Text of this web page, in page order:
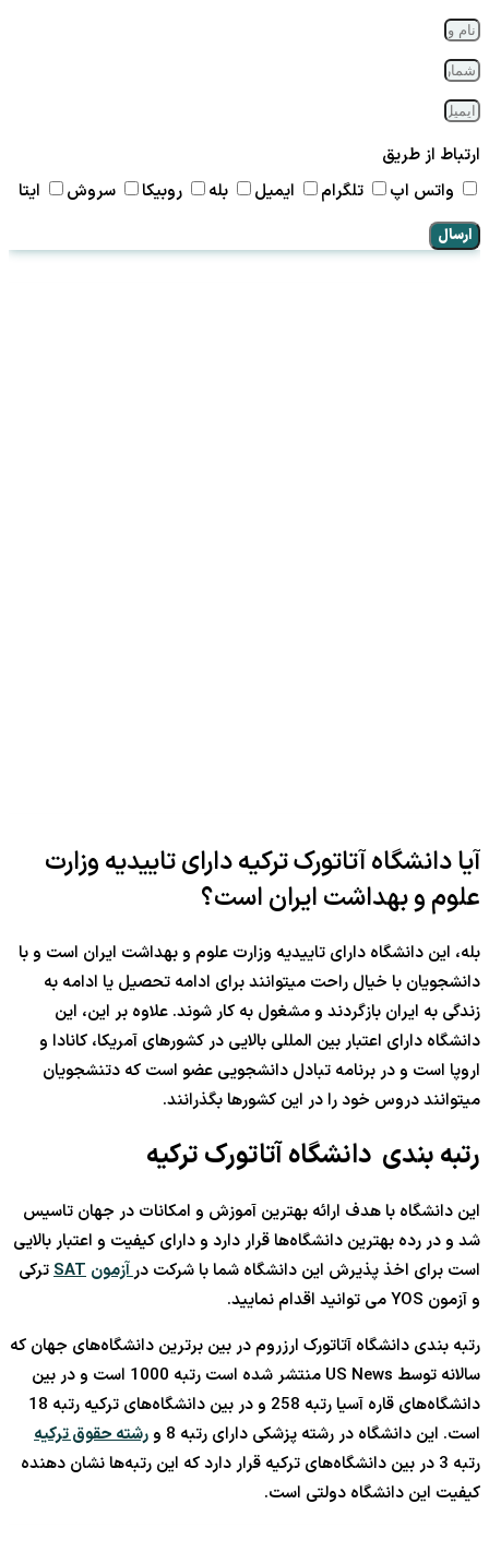
ارتباط از طریق
واتس اپ
تلگرام ایمیل بله روبیکا سروش ایتا
ارسال
آیا دانشگاه آتاتورک ترکیه دارای تاییدیه وزارت
علوم و بهداشت ایران است؟
بله، این دانشگاه دارای تاییدیه وزارت علوم و بهداشت ایران است و با
دانشجویان با خیال راحت میتوانند برای ادامه تحصیل یا ادامه به
زندگی به ایران بازگردند و مشغول به کار شوند. علاوه بر این، این
دانشگاه دارای اعتبار بین المللی بالایی در کشورهای آمریکا، کانادا و
اروپا است و در برنامه تبادل دانشجویی عضو است که دتنشجویان
میتوانند دروس خود را در این کشورها بگذرانند.
رتبه بندی دانشگاه آتاتورک ترکیه
این دانشگاه با هدف ارائه بهترین آموزش و امکانات در جهان تاسیس
شد و در رده بهترین دانشگاه‌ها قرار دارد و دارای کیفیت و اعتبار بالایی
است برای اخذ پذیرش این دانشگاه شما با شرکت درآزمون SATترکی
و آزمون YOS می توانید اقدام نمایید.
رتبه‌ بندی دانشگاه آتاتورک ارزروم در بین برترین دانشگاه‌های جهان که
سالانه توسط US News منتشر شده است رتبه 1000 است و در بین
دانشگاه‌های قاره آسیا رتبه 258 و در بین دانشگاه‌های ترکیه رتبه 18
است. این دانشگاه در رشته پزشکی دارای رتبه 8 و
رشته حقوق ترکیه
رتبه 3 در بین دانشگاه‌های ترکیه قرار دارد که این رتبه‌ها نشان دهنده
کیفیت این دانشگاه دولتی است.